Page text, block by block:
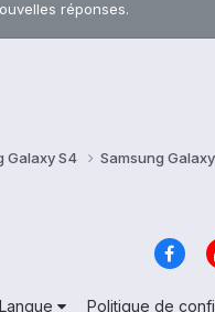
réponses.
Galaxy S4 Samsung
Langue Politique de